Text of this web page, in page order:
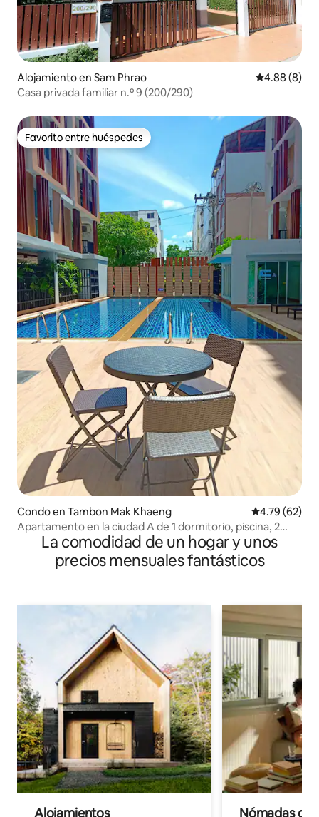
Alojamiento en Sam Phrao Calificación
4.88 (8)
Casa privada familiar n.º 9 (200/290)
Favorito entre huéspedes
Favorito entre huéspedes
Condo en Tambon Mak Khaeng Calificación
4.79 (62)
Apartamento en la ciudad A de 1 dormitorio, piscina, 2
unidades de aire acondicionado
La comodidad de un hogar y unos
precios mensuales fantásticos
Alojamientos Nómadas